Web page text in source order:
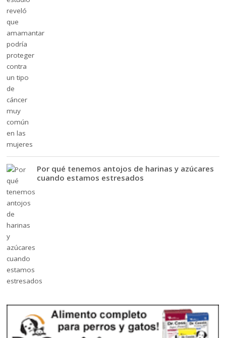
Por qué tenemos antojos de harinas y azúcares
cuando estamos estresados